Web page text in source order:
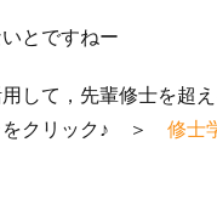
とですねー
して，先輩修士を超
をクリック♪ ＞ 修士